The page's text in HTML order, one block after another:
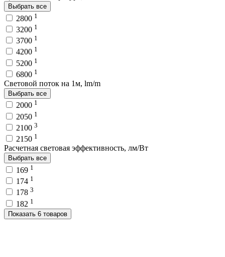
Выбрать все
2800 1
3200 1
3700 1
4200 1
5200 1
6800 1
Световой поток на 1м, lm/m
Выбрать все
2000 1
2050 1
2100 3
2150 1
Расчетная световая эффективность, лм/Вт
Выбрать все
169 1
174 1
178 3
182 1
Показать 6 товаров